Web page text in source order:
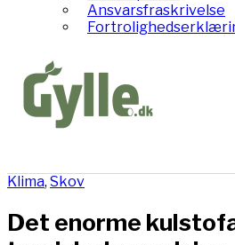
Ansvarsfraskrivelse
Klima, Skov
Det enorme